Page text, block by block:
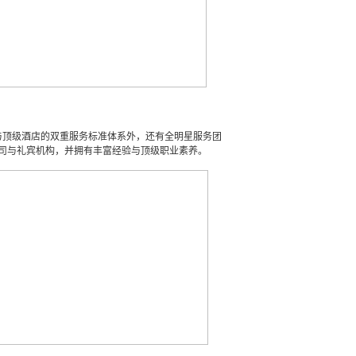
顶级酒店的双重服务标准体系外， 还有全明星服务团
与礼宾机构，并拥有丰富经验与顶级职业素养。